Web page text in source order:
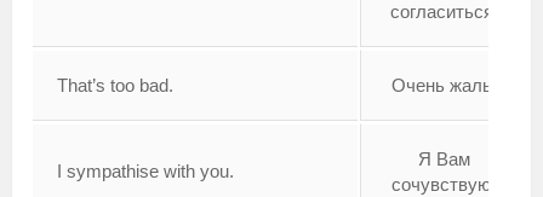
согласиться.
That’s too bad. Очень жаль.
I sympathise with you.
Я Вам
сочувствую.